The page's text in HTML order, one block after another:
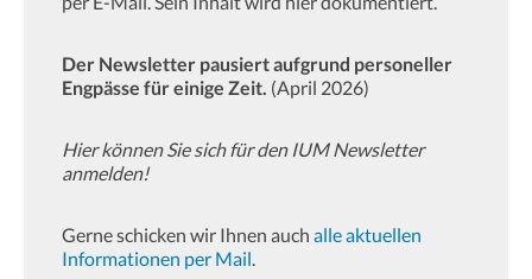
Der Newsletter pausiert aufgrund personeller
Engpässe für einige Zeit. (April 2026)
Hier können Sie sich für den IUM Newsletter
anmelden!
Gerne schicken wir Ihnen auch alle aktuellen
Informationen per Mail.